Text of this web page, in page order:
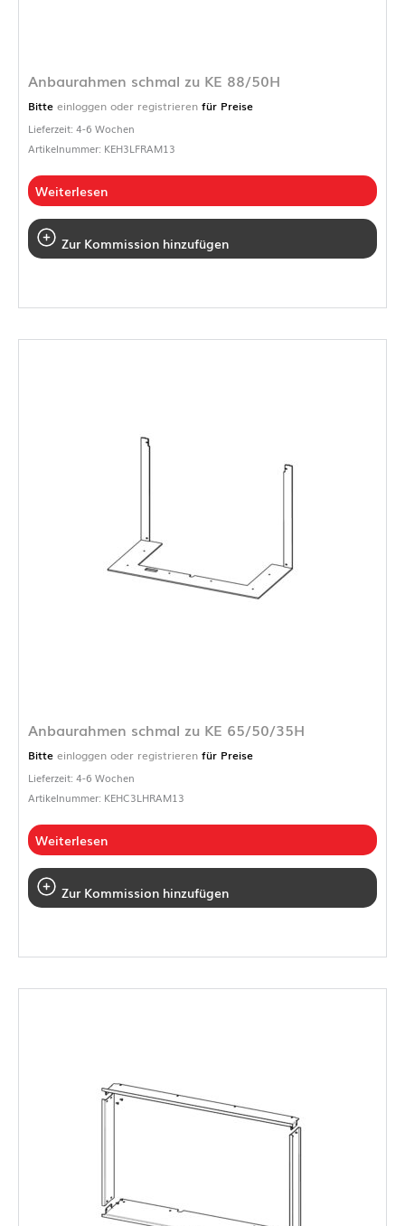
Anbaurahmen schmal zu KE 88/50H
Bitte einloggen oder registrieren für Preise
Lieferzeit: 4-6 Wochen
Artikelnummer: KEH3LFRAM13
Weiterlesen
Zur Kommission hinzufügen
Anbaurahmen schmal zu KE 65/50/35H
Bitte einloggen oder registrieren für Preise
Lieferzeit: 4-6 Wochen
Artikelnummer: KEHC3LHRAM13
Weiterlesen
Zur Kommission hinzufügen